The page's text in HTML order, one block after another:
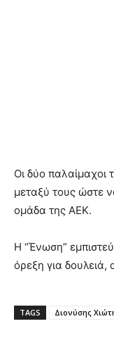
Οι δύο παλαίμαχοι
μεταξύ τους ώστε
ομάδα της ΑΕΚ.
Η “Ένωση”
όρεξη για δουλειά,
TAGS Διονύσης